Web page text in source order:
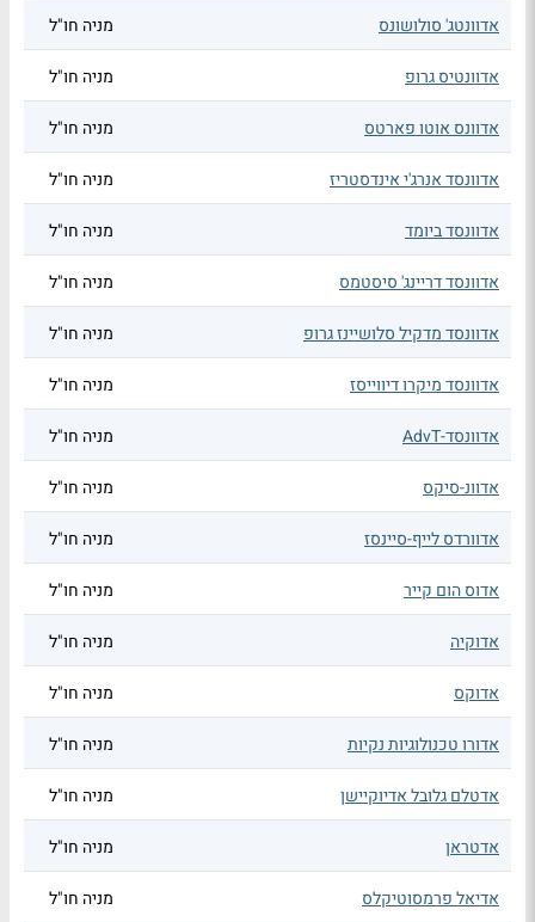
אדוונטג' סולושונס מניה חו"ל
אדוונטיס גרופ מניה חו"ל
אדוונס אוטו פארטס מניה חו"ל
אדוונסד אנרג'י אינדסטריז מניה חו"ל
אדוונסד ביומד מניה חו"ל
אדוונסד דריינג' סיסטמס מניה חו"ל
אדוונסד מדקיל סלושיינז גרופ מניה חו"ל
אדוונסד מיקרו דיווייסז מניה חו"ל
אדוונסד-AdvT מניה חו"ל
אדוונ-סיקס מניה חו"ל
אדוורדס לייף-סיינסז מניה חו"ל
אדוס הום קייר מניה חו"ל
אדוקיה מניה חו"ל
אדוקס מניה חו"ל
אדורו טכנולוגיות נקיות מניה חו"ל
אדטלם גלובל אדיוקיישן מניה חו"ל
אדטראן מניה חו"ל
אדיאל פרמסוטיקלס מניה חו"ל